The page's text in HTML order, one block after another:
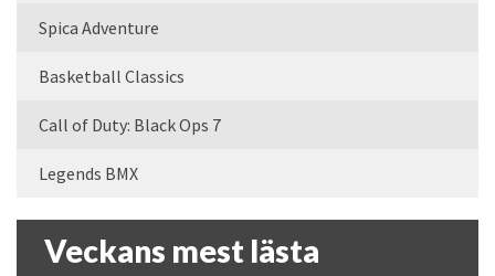
Spica Adventure
Basketball Classics
Call of Duty: Black Ops 7
Legends BMX
Veckans mest lästa